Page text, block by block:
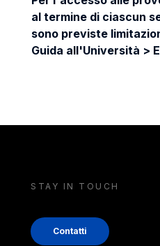
al termine di ciascun
sono previste
Guida all'Università >
STAY IN TOUCH
Contatti